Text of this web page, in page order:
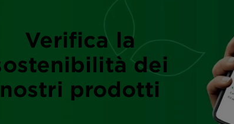
Verifica la
dei
nostri prodotti